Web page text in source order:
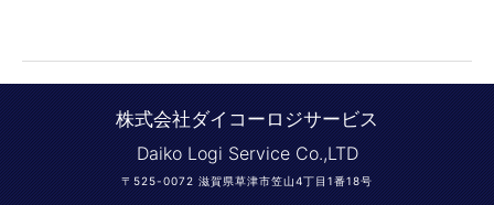
株式会社ダイコーロジサービス
Daiko Logi Service Co.,LTD
〒525-0072 滋賀県草津市笠山4丁目1番18号